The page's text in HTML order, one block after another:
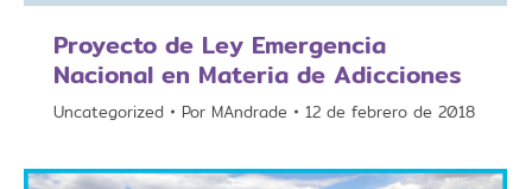
Proyecto de Ley Emergencia
Nacional en Materia de Adicciones
Uncategorized Por MAndrade 12 de febrero de 2018